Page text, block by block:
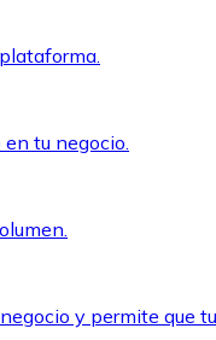
tu negocio.
y permite que